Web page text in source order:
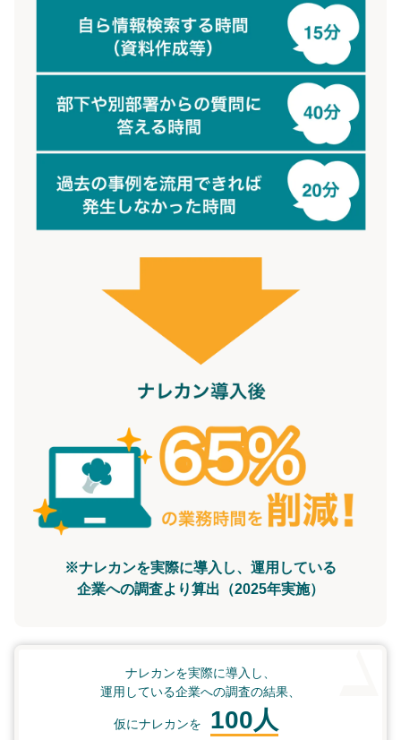
※ナレカンを実際に導入し、運用している
企業への調査より算出（2025年実施）
ナレカンを実際に導入し、
運用している企業への調査の結果、
仮にナレカンを 100人